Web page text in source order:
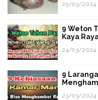
25/03/2024
9 Weton
Kaya
24/03/2024
9
23/03/2024